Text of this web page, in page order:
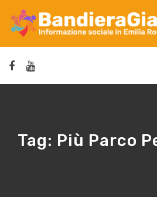
Tag: Più Parco